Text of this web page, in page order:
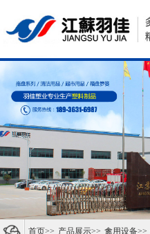
首页>> 产品展示>> 禽用设备>>